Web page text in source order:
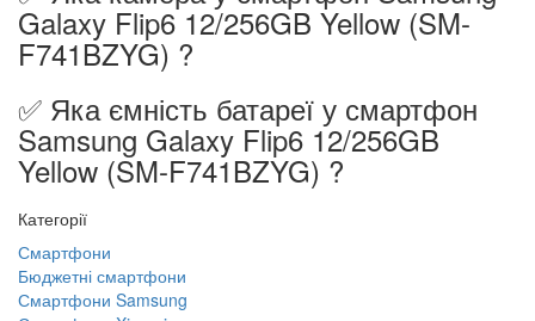
Galaxy Flip6 12/256GB Yellow (SM-
F741BZYG) ?
✅ Яка ємність батареї у смартфон
Samsung Galaxy Flip6 12/256GB
Yellow (SM-F741BZYG) ?
Категорії
Смартфони
Бюджетні смартфони
Смартфони Samsung